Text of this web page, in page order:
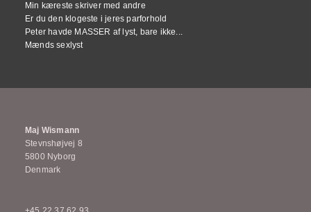
Min kæreste skriver med andre
Er du den klogeste i jeres parforhold
Peter havde MASSER af lyst, bare ikke...
Mænds sexlyst
Maj Wismann
Stevnshøjvej 8
5800 Nyborg
Denmark